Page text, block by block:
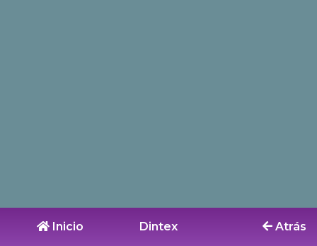
Inicio Dintex Atrás